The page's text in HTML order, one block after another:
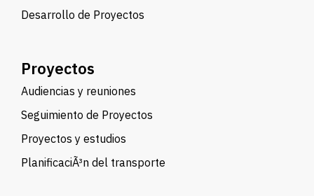
Desarrollo de Proyectos
Proyectos
Audiencias y reuniones
Seguimiento de Proyectos
Proyectos y estudios
PlanificaciÃ³n del transporte